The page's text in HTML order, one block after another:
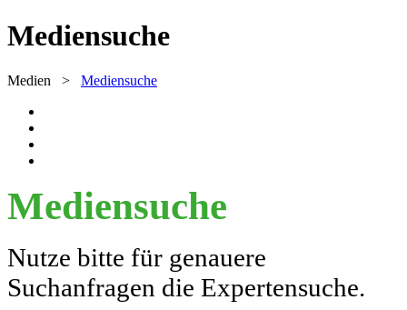
Mediensuche
Medien > Mediensuche
Mediensuche
Nutze bitte für genauere
Suchanfragen die Expertensuche.